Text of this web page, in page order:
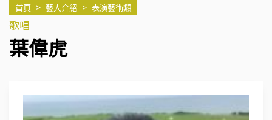
首頁 > 藝人介紹 > 表演藝術類
歌唱
葉偉虎